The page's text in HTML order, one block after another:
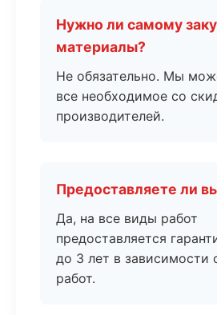
Нужно ли самому
материалы?
Не обязательно. Мы
все необходимое со
производителей.
Предоставляете ли
Да, на все виды работ
предоставляется
до 3 лет в зависимости
работ.